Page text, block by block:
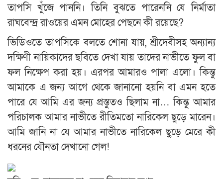
তাপসি খুঁজে পাননি। তিনি বুঝতে পারেননি যে নির্মাতা
রাঘবেন্দ্র রাওয়ের এমন মোহের পেছনে কী রয়েছে?
ভিডিওতে তাপসিকে বলতে শোনা যায়, শ্রীদেবীসহ অন্যান্য
দক্ষিণী নায়িকাদের ছবিতে দেখা যায় তাদের নাভীতে ফুল বা
ফল নিক্ষেপ করা হয়। এরপর আমারও পালা এলো। কিন্তু
আমাকে এ জন্য আগে থেকে জানানো হয়নি বা এমন হতে
পারে যে আমি এর জন্য প্রস্তুতও ছিলাম না… কিন্তু আমার
পরিচালক আমার নাভীতে রীতিমতো নারিকেল ছুড়ে মারেন।
আমি জানি না যে আমার নাভীতে নারিকেল ছুড়ে মেরে কী
ধরনের যৌনতা দেখানো গেল!